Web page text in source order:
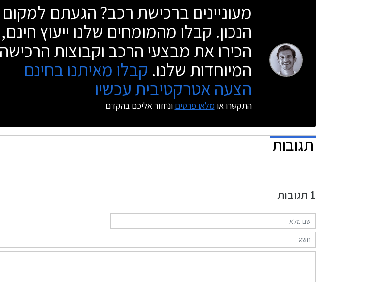
מעוניינים ברכישת רכב? הגעתם למקום
הנכון. קבלו מהמומחים שלנו ייעוץ חינם,
הכירו את מבצעי הרכב וקבוצות הרכישה
המיוחדות שלנו. קבלו מאיתנו בחינם
הצעה אטרקטיבית עכשיו
התקשרו או מלאו פרטים ונחזור אליכם בהקדם
תגובות
1 תגובות